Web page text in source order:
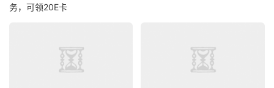
务，可领20E卡